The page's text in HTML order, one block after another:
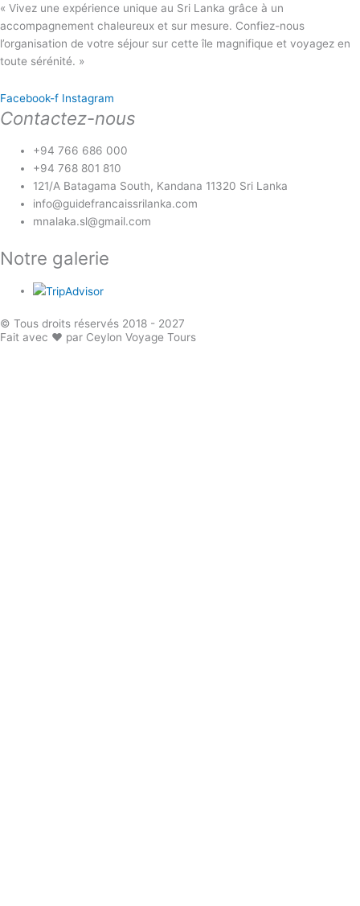
« Vivez une expérience unique au Sri Lanka grâce à un
accompagnement chaleureux et sur mesure. Confiez-nous
l’organisation de votre séjour sur cette île magnifique et voyagez en
toute sérénité. »
Facebook-f Instagram
Contactez-nous
+94 766 686 000
+94 768 801 810
121/A Batagama South, Kandana 11320 Sri Lanka
info@guidefrancaissrilanka.com
mnalaka.sl@gmail.com
Notre galerie
© Tous droits réservés 2018 - 2027
Fait avec ❤ par Ceylon Voyage Tours